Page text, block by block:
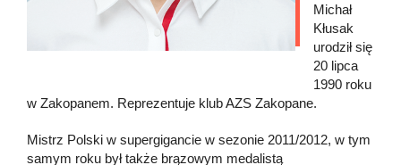
Michał
Kłusak
urodził się
20 lipca
1990 roku
w Zakopanem. Reprezentuje klub AZS Zakopane.
Mistrz Polski w supergigancie w sezonie 2011/2012, w tym
samym roku był także brązowym medalistą